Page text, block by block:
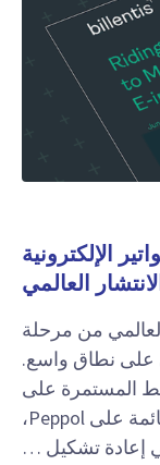
لعام 2026: الفواتير الإلكترونية
العالمي
من مرحلة
على نطاق واسع.
المستمرة على
المعاملات، وقابلية التشغيل البيني القائمة على Peppol،
إعادة تشكيل …